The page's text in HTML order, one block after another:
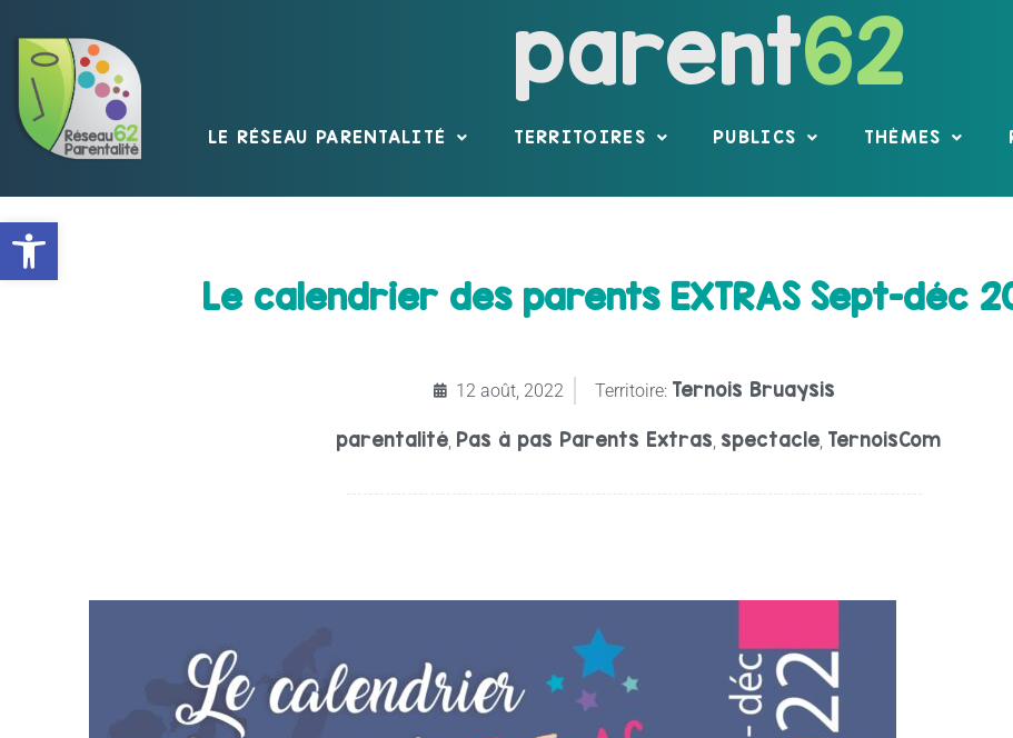
Ouvrir la barre d’outils
parent62
LE RÉSEAU PARENTALITÉ TERRITOIRES PUBLICS THÈMES
Le calendrier des parents EXTRAS Sept-déc
12 août, 2022 Territoire: Ternois Bruaysis
parentalité Pas à pas Parents Extras spectacle TernoisCom